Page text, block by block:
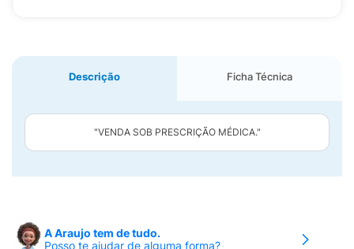
Descrição Ficha Técnica
"VENDA SOB PRESCRIÇÃO MÉDICA."
A Araujo tem de tudo.
Posso te ajudar de alguma forma?